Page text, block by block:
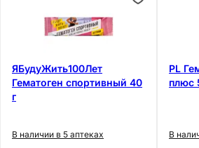
ЯБудуЖить100Лет
Гематоген спортивный 40
г
В наличии в 5 аптеках
PL
плюс
В